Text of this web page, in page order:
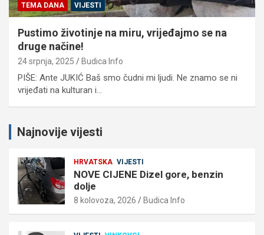
TEMA DANA VIJESTI
Pustimo životinje na miru, vrijeđajmo se na
druge načine!
24 srpnja, 2025 Budica Info
PIŠE: Ante JUKIĆ Baš smo čudni mi ljudi. Ne znamo se ni
vrijeđati na kulturan i…
Najnovije vijesti
HRVATSKA VIJESTI
NOVE CIJENE Dizel gore, benzin
dolje
8 kolovoza, 2026 Budica Info